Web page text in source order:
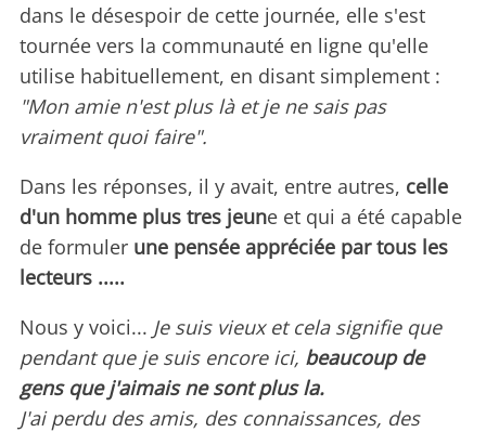
dans le désespoir de cette journée, elle s'est
tournée vers la communauté en ligne qu'elle
utilise habituellement, en disant simplement :
"Mon amie n'est plus là et je ne sais pas
vraiment quoi faire".
Dans les réponses, il y avait, entre autres, celle
d'un homme plus tres jeune et qui a été capable
de formuler une pensée appréciée par tous les
lecteurs .....
Nous y voici... Je suis vieux et cela signifie que
pendant que je suis encore ici, beaucoup de
gens que j'aimais ne sont plus la.
J'ai perdu des amis, des connaissances, des